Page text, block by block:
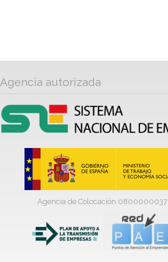
Agencia autorizada
Agencia de Colocación 0800000037